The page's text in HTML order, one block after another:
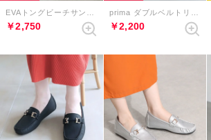
￥2,750 ￥2,200